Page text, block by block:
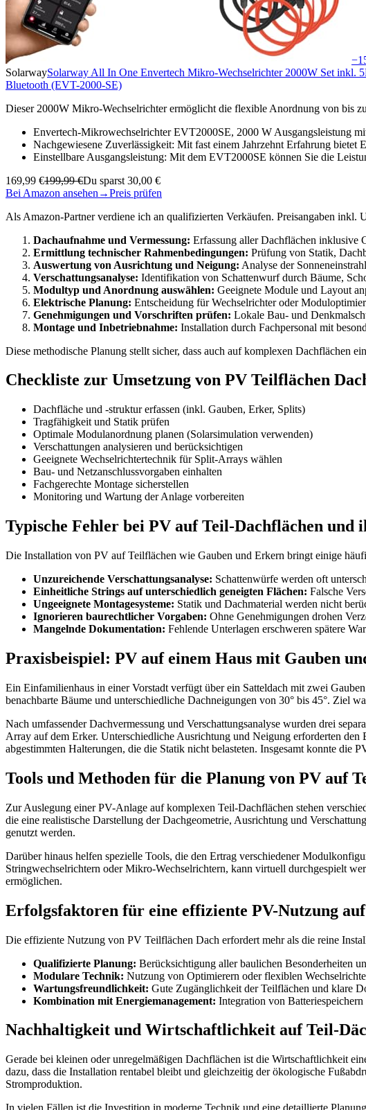
SolarwaySolarway All In One Envertech Mikro-Wechselrichter 2000W Set
Bluetooth (EVT-2000-SE)
Dieser 2000W Mikro-Wechselrichter ermöglicht die flexible Anordnung von bis
Envertech-Mikrowechselrichter EVT2000SE, 2000 W Ausgangsleistung
Nachgewiesene Zuverlässigkeit: Mit fast einem Jahrzehnt Erfahrung bietet
Einstellbare Ausgangsleistung: Mit dem EVT2000SE können Sie die
169,99 €199,99 €Du sparst 30,00 €
Bei Amazon ansehen →Preis prüfen
Als Amazon-Partner verdiene ich an qualifizierten Verkäufen. Preisangaben inkl.
Dachaufnahme und Vermessung: Erfassung aller Dachflächen inklusive
Ermittlung technischer Rahmenbedingungen: Prüfung von Statik,
Auswertung von Ausrichtung und Neigung: Analyse der
Verschattungsanalyse: Identifikation von Schattenwurf durch Bäume,
Modultyp und Anordnung auswählen: Geeignete Module und Layout
Elektrische Planung: Entscheidung für Wechselrichter oder
Genehmigungen und Vorschriften prüfen: Lokale Bau- und
Montage und Inbetriebnahme: Installation durch Fachpersonal mit
Diese methodische Planung stellt sicher, dass auch auf komplexen Dachflächen
Checkliste zur Umsetzung von PV Teilflächen
Dachfläche und -struktur erfassen (inkl. Gauben, Erker, Splits)
Tragfähigkeit und Statik prüfen
Optimale Modulanordnung planen (Solarsimulation verwenden)
Verschattungen analysieren und berücksichtigen
Geeignete Wechselrichtertechnik für Split-Arrays wählen
Bau- und Netzanschlussvorgaben einhalten
Fachgerechte Montage sicherstellen
Monitoring und Wartung der Anlage vorbereiten
Typische Fehler bei PV auf Teil-Dachflächen und
Die Installation von PV auf Teilflächen wie Gauben und Erkern bringt einige
Unzureichende Verschattungsanalyse: Schattenwürfe werden oft
Einheitliche Strings auf unterschiedlich geneigten Flächen: Falsche
Ungeeignete Montagesysteme: Statik und Dachmaterial werden nicht
Ignorieren baurechtlicher Vorgaben: Ohne Genehmigungen drohen
Mangelnde Dokumentation: Fehlende Unterlagen erschweren spätere
Praxisbeispiel: PV auf einem Haus mit Gauben
Ein Einfamilienhaus in einer Vorstadt verfügt über ein Satteldach mit zwei
benachbarte Bäume und unterschiedliche Dachneigungen von 30° bis 45°. Ziel
Nach umfassender Dachvermessung und Verschattungsanalyse wurden drei
Array auf dem Erker. Unterschiedliche Ausrichtung und Neigung erforderten
abgestimmten Halterungen, die die Statik nicht belasteten. Insgesamt konnte die
Tools und Methoden für die Planung von PV auf
Zur Auslegung einer PV-Anlage auf komplexen Teil-Dachflächen stehen
die eine realistische Darstellung der Dachgeometrie, Ausrichtung und
genutzt werden.
Darüber hinaus helfen spezielle Tools, die den Ertrag verschiedener
Stringwechselrichtern oder Mikro-Wechselrichtern, kann virtuell durchgespielt
ermöglichen.
Erfolgsfaktoren für eine effiziente PV-Nutzung
Die effiziente Nutzung von PV Teilflächen Dach erfordert mehr als die reine
Qualifizierte Planung: Berücksichtigung aller baulichen Besonderheiten
Modulare Technik: Nutzung von Optimierern oder flexiblen
Wartungsfreundlichkeit: Gute Zugänglichkeit der Teilflächen und klare
Kombination mit Energiemanagement: Integration von
Nachhaltigkeit und Wirtschaftlichkeit auf Teil-
Gerade bei kleinen oder unregelmäßigen Dachflächen ist die Wirtschaftlichkeit
dazu, dass die Installation rentabel bleibt und gleichzeitig der ökologische
Stromproduktion.